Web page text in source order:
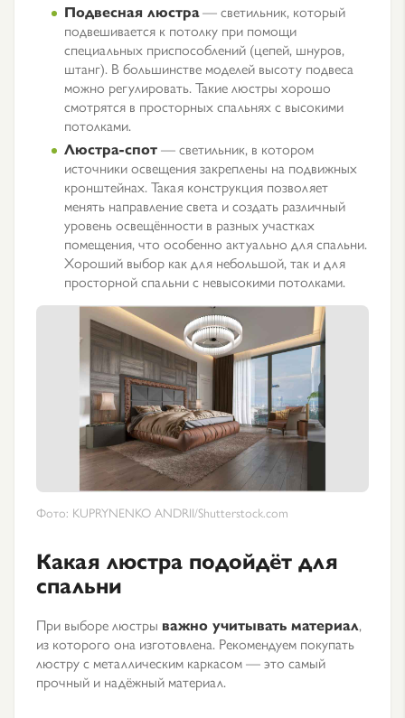
Подвесная люстра— светильник, который
подвешивается к потолку при помощи
специальных приспособлений (цепей, шнуров,
штанг). В большинстве моделей высоту подвеса
можно регулировать. Такие люстры хорошо
смотрятся в просторных спальнях с высокими
потолками.
Люстра-спот— светильник, в котором
источники освещения закреплены на подвижных
кронштейнах. Такая конструкция позволяет
менять направление света и создать различный
уровень освещённости в разных участках
помещения, что особенно актуально для спальни.
Хороший выбор как для небольшой, так и для
просторной спальни с невысокими потолками.
Фото: KUPRYNENKO ANDRII/Shutterstock.com
Какая люстра подойдёт для
спальни
При выборе люстры важно учитывать материал,
из которого она изготовлена. Рекомендуем покупать
люстру с металлическим каркасом — это самый
прочный и надёжный материал.